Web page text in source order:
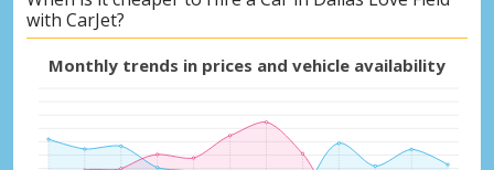
with CarJet?
Monthly trends in prices and vehicle availability